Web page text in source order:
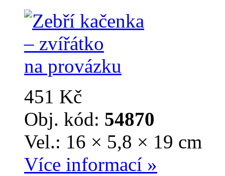
451 Kč
Obj. kód: 54870
Vel.: 16 × 5,8 × 19 cm
Více informací »